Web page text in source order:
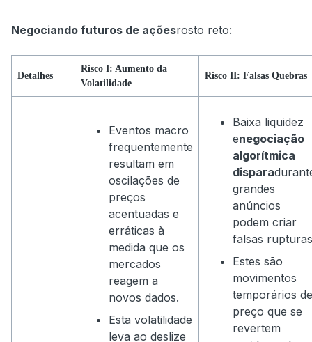
Negociando futuros de açõesrosto reto:
Detalhes
Risco I: Aumento da
Volatilidade
Risco II: Falsas Quebras
Eventos macro
frequentemente
resultam em
oscilações de
preços
acentuadas e
erráticas à
medida que os
mercados
reagem a
novos dados.
Esta volatilidade
leva ao deslize
Baixa liquidez
enegociação
algorítmica
dispara
grandes
anúncios
podem criar
falsas
Estes são
movimentos
temporários de
preço que se
revertem